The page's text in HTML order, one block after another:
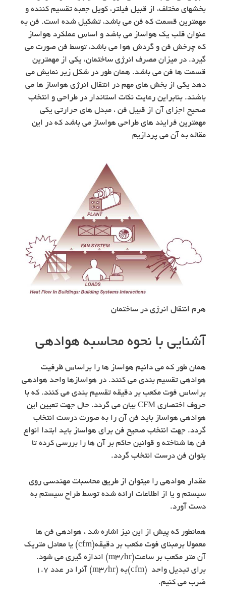
بخشهای مختلف، از قبیل فیلتر، کویل جعبه تقسیم کننده و
مهمترین قسمت که فن می باشد، تشکیل شده است. فن به
عنوان قلب یک هواساز می باشد و اساس عملکرد هواساز
که چرخش فن و گردش هوا می باشد، توسط فن صورت می
گیرد. در میزان مصرف انرژی ساختمان، یکی از مهمترین
قسمت ها فن می باشد. همان طور در شکل زیر نمایش می
دهد یکی از بخش های مهم در انتقال انرژی هواساز ها می
باشند. بنابراین رعایت نکات استاندار در طراحی و انتخاب
صحیح اجزای آن از قبیل فن ، مبدل های حرارتی یکی
مهمترین فرایند های طراحی هواساز می باشد که در این
مقاله به آن می پردازیم
هرم انتقال انرژی در ساختمان
آشنایی با نحوه محاسبه هوادهی
همان طور که می دانیم هواساز ها را براساس ظرفیت
هوادهی تقسیم بندی می کنند. در هواسازها واحد هوادهی
براساس فوت مکعب بر دقیقه تقسیم بندی می کنند. که با
حروف اختصاری CFM بیان می گردد. حال جهت تعیین این
هوادهی هواساز باید فن آن را به صورت درست انتخاب
گردد. جهت انتخاب صحیح فن برای هواساز باید ابتدا انواع
فن ها شناخته و قوانین حاکم بر آن ها را بررسی کرده تا
بتوان فن درست انتخاب گردد.
مقدار هوادهی را میتوان از طریق محاسبات مهندسی روی
سیستم و یا از اطلاعات ارائه شده توسط طراح سیستم به
دست آورد.
همانطور که پیش از این نیز اشاره شد ، هوادهی فن ها
معمولا برمبنای فوت مکعب بر دقیقه(cfm) یا معادل متریک
آن متر مکعب بر ساعت(m3/hr) اندازه گیری می شود.
برای تبدیل واحد (cfm)به (m3/hr) آنرا در عدد ۱.۷
ضرب می کنیم.